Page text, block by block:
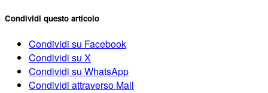
Condividi questo articolo
Condividi su Facebook
Condividi su X
Condividi su WhatsApp
Condividi attraverso Mail